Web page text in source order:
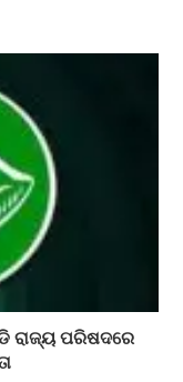
ରାଜ୍ୟ ପରିଷଦରେ